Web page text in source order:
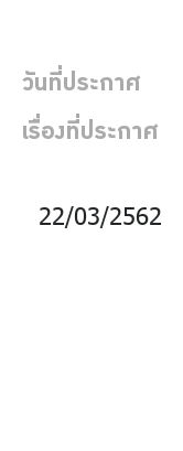
วันที่ประกาศ
เรื่องที่ประกาศ
22/03/2562